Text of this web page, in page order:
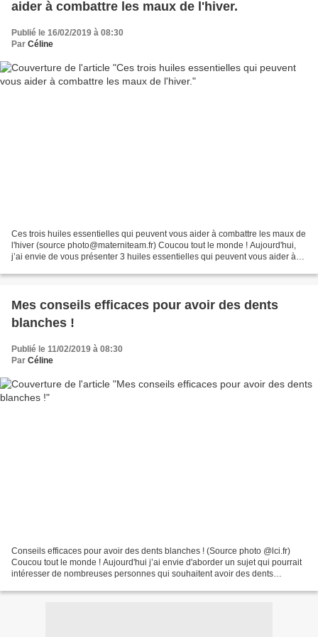
aider à combattre les maux de l'hiver.
Publié le 16/02/2019 à 08:30
Par Céline
Ces trois huiles essentielles qui peuvent vous aider à combattre les maux de
l'hiver (source photo@materniteam.fr) Coucou tout le monde ! Aujourd'hui,
j’ai envie de vous présenter 3 huiles essentielles qui peuvent vous aider à
Mes conseils efficaces pour avoir des dents
blanches !
Publié le 11/02/2019 à 08:30
Par Céline
Conseils efficaces pour avoir des dents blanches ! (Source photo @lci.fr)
Coucou tout le monde ! Aujourd'hui j’ai envie d'aborder un sujet qui pourrait
intéresser de nombreuses personnes qui souhaitent avoir des dents